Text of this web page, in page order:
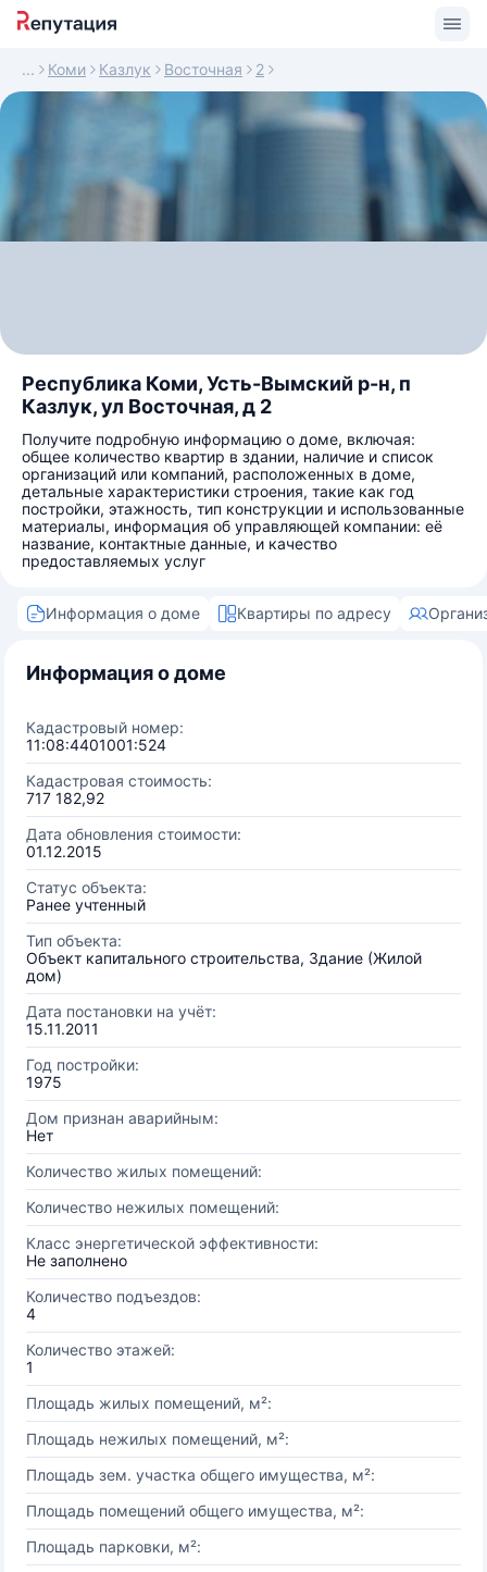
Коми Казлук Восточная 2
Республика Коми, Усть-Вымский р-н, п
Казлук, ул Восточная, д 2
Получите подробную информацию о доме, включая:
общее количество квартир в здании, наличие и список
организаций или компаний, расположенных в доме,
детальные характеристики строения, такие как год
постройки, этажность, тип конструкции и использованные
материалы, информация об управляющей компании: её
название, контактные данные, и качество
предоставляемых услуг
Информация о доме Квартиры по адресу
Информация о доме
Кадастровый номер:
11:08:4401001:524
Кадастровая стоимость:
717 182,92
Дата обновления стоимости:
01.12.2015
Статус объекта:
Ранее учтенный
Тип объекта:
Объект капитального строительства, Здание (Жилой
дом)
Дата постановки на учёт:
15.11.2011
Год постройки:
1975
Дом признан аварийным:
Нет
Количество жилых помещений:
Количество нежилых помещений:
Класс энергетической эффективности:
Не заполнено
Количество подъездов:
4
Количество этажей:
1
Площадь жилых помещений, м²:
Площадь нежилых помещений, м²:
Площадь зем. участка общего имущества, м²:
Площадь помещений общего имущества, м²:
Площадь парковки, м²: